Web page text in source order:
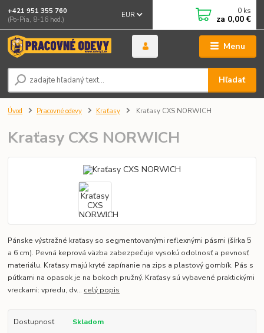
Menu
EUR
Hľadať
+421 951 355 760
(Po-Pia, 8-16 hod.)
0 ks
za 0,00 €
Úvod Pracovné odevy Kraťasy Kraťasy CXS NORWICH
Kraťasy CXS NORWICH
Pánske výstražné kraťasy so segmentovanými reflexnými pásmi (šírka 5
a 6 cm). Pevná keprová väzba zabezpečuje vysokú odolnosť a pevnosť
materiálu. Kraťasy majú kryté zapínanie na zips a plastový gombík. Pás s
pútkami na opasok je na bokoch pružný. Kraťasy sú vybavené praktickými
vreckami: vpredu, dv... celý popis
Dostupnosť
Skladom